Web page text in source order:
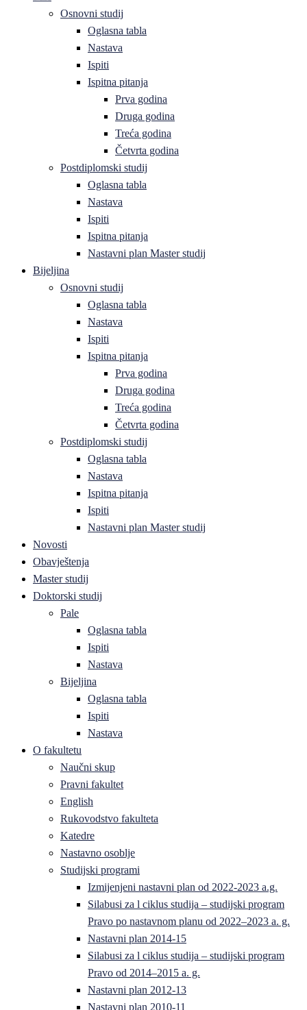
Osnovni studij
Oglasna tabla
Nastava
Ispiti
Ispitna pitanja
Prva godina
Druga godina
Treća godina
Četvrta godina
Postdiplomski studij
Oglasna tabla
Nastava
Ispiti
Ispitna pitanja
Nastavni plan Master studij
Bijeljina
Osnovni studij
Oglasna tabla
Nastava
Ispiti
Ispitna pitanja
Prva godina
Druga godina
Treća godina
Četvrta godina
Postdiplomski studij
Oglasna tabla
Nastava
Ispitna pitanja
Ispiti
Nastavni plan Master studij
Novosti
Obavještenja
Master studij
Doktorski studij
Pale
Oglasna tabla
Ispiti
Nastava
Bijeljina
Oglasna tabla
Ispiti
Nastava
O fakultetu
Naučni skup
Pravni fakultet
English
Rukovodstvo fakulteta
Katedre
Nastavno osoblje
Studijski programi
Izmijenjeni nastavni plan od 2022-2023 a.g.
Silabusi za l ciklus studija – studijski program
Pravo po nastavnom planu od 2022–2023 a. g.
Nastavni plan 2014-15
Silabusi za l ciklus studija – studijski program
Pravo od 2014–2015 a. g.
Nastavni plan 2012-13
Nastavni plan 2010-11